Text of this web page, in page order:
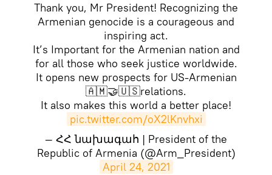
Thank you, Mr President! Recognizing the
Armenian genocide is a courageous and
inspiring act.
It’s Important for the Armenian nation and
for all those who seek justice worldwide.
It opens new prospects for US-Armenian
🇦🇲🤝🇺🇸relations.
It also makes this world a better place!
pic.twitter.com/oX2lKnvhxi
— ՀՀ նախագահ | President of the
Republic of Armenia (@Arm_President)
April 24, 2021